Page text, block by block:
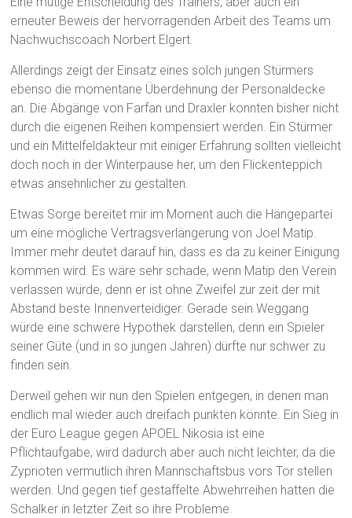
erneuter Beweis der hervorragenden Arbeit des Teams um
Nachwuchscoach Norbert Elgert.
Allerdings zeigt der Einsatz eines solch jungen Stürmers
ebenso die momentane Überdehnung der Personaldecke
an. Die Abgänge von Farfan und Draxler konnten bisher nicht
durch die eigenen Reihen kompensiert werden. Ein Stürmer
und ein Mittelfeldakteur mit einiger Erfahrung sollten vielleicht
doch noch in der Winterpause her, um den Flickenteppich
etwas ansehnlicher zu gestalten.
Etwas Sorge bereitet mir im Moment auch die Hängepartei
um eine mögliche Vertragsverlängerung von Joel Matip.
Immer mehr deutet darauf hin, dass es da zu keiner Einigung
kommen wird. Es wäre sehr schade, wenn Matip den Verein
verlassen würde, denn er ist ohne Zweifel zur zeit der mit
Abstand beste Innenverteidiger. Gerade sein Weggang
würde eine schwere Hypothek darstellen, denn ein Spieler
seiner Güte (und in so jungen Jahren) dürfte nur schwer zu
finden sein.
Derweil gehen wir nun den Spielen entgegen, in denen man
endlich mal wieder auch dreifach punkten könnte. Ein Sieg in
der Euro League gegen APOEL Nikosia ist eine
Pflichtaufgabe, wird dadurch aber auch nicht leichter, da die
Zyprioten vermutlich ihren Mannschaftsbus vors Tor stellen
werden. Und gegen tief gestaffelte Abwehrreihen hatten die
Schalker in letzter Zeit so ihre Probleme.